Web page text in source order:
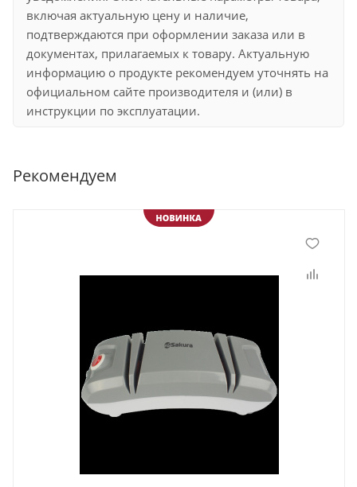
включая актуальную цену и наличие,
подтверждаются при оформлении заказа или в
документах, прилагаемых к товару. Актуальную
информацию о продукте рекомендуем уточнять на
официальном сайте производителя и (или) в
инструкции по эксплуатации.
Рекомендуем